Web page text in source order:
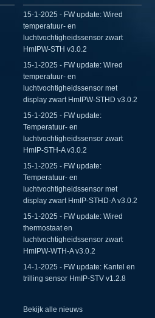
15-1-2025 - FW update: Wired
temperatuur- en
luchtvochtigheidssensor zwart
HmIPW-STH v3.0.2
15-1-2025 - FW update: Wired
temperatuur- en
luchtvochtigheidssensor met
display zwart HmIPW-STHD v3.0.2
15-1-2025 - FW update:
Temperatuur- en
luchtvochtigheidssensor zwart
HmIP-STH-A v3.0.2
15-1-2025 - FW update:
Temperatuur- en
luchtvochtigheidssensor met
display zwart HmIP-STHD-A v3.0.2
15-1-2025 - FW update: Wired
thermostaat en
luchtvochtigheidssensor zwart
HmIPW-WTH-A v3.0.2
14-1-2025 - FW update: Kantel en
trilling sensor HmIP-STV v1.2.8
Bekijk alle nieuws